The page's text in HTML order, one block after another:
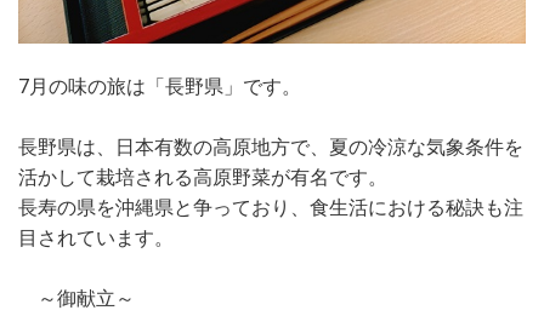
7月の味の旅は「長野県」です。
長野県は、日本有数の高原地方で、夏の冷涼な気象条件を
活かして栽培される高原野菜が有名です。
長寿の県を沖縄県と争っており、食生活における秘訣も注
目されています。
～御献立～